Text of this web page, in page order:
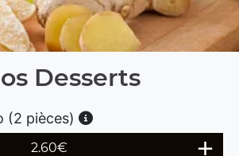
Desserts
(2 pièces)
2.60€